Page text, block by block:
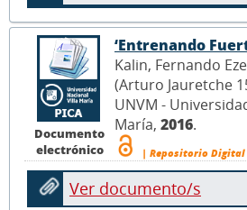
Documento
electrónico
‘Entrenando
Kalin, Fernando
(Arturo Jauretche
UNVM -
María, 2016.
| Repositorio Digital
Ver documento/s